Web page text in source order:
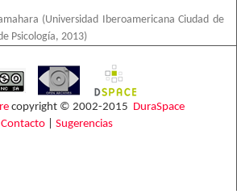
(Universidad Iberoamericana Ciudad de
Psicología, 2013)
copyright © 2002-2015 DuraSpace
Contacto| Sugerencias